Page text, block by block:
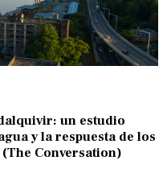
un estudio
y la respuesta de los
Conversation)